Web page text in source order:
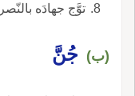
توَّج جهادَه
(ب) جُنَّ